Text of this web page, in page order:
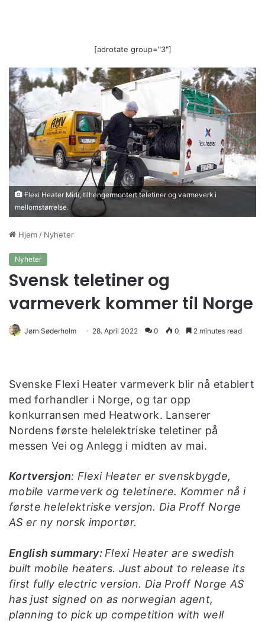
[adrotate group="3"]
Flexi Heater Midi, tilhengermontert teletiner og varmeverk i
mellomstørrelse.
Hjem / Nyheter
Nyheter
Svensk teletiner og
varmeverk kommer til Norge
Jørn Søderholm 28. April 2022 0 0 2 minutes read
Svenske Flexi Heater varmeverk blir nå etablert
med forhandler i Norge, og tar opp
konkurransen med Heatwork. Lanserer
Nordens første helelektriske teletiner på
messen Vei og Anlegg i midten av mai.
Kortversjon: Flexi Heater er svenskbygde,
mobile varmeverk og teletinere. Kommer nå i
første helelektriske versjon. Dia Proff Norge
AS er ny norsk importør.
English summary: Flexi Heater are swedish
built mobile heaters. Just about to release its
first fully electric version. Dia Proff Norge AS
has just signed on as norwegian agent,
planning to pick up competition with well